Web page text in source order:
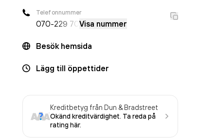
Telefonnummer
070-229 70 Visa nummer
Besök hemsida
Lägg till öppettider
Kreditbetyg från Dun & Bradstreet
Okänd kreditvärdighet. Ta reda på
rating här.